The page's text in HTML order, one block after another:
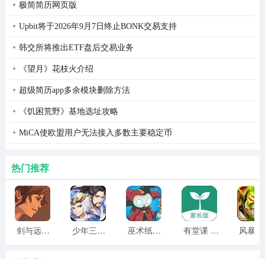
极简简历网页版
Upbit将于2026年9月7日终止BONK交易支持
韩交所将推出ETF盘后交易业务
《望月》花枝火介绍
超级简历app多余模块删除方法
《饥困荒野》基地选址攻略
MiCA使欧盟用户无法接入多数主要稳定币
热门推荐
剑与远行人全角色版 vv1.14 少年三国志2无限元宝版最新版 vv5.3.9 巫术纸牌游戏 vv1.1.14 有堂课 v1.2.2